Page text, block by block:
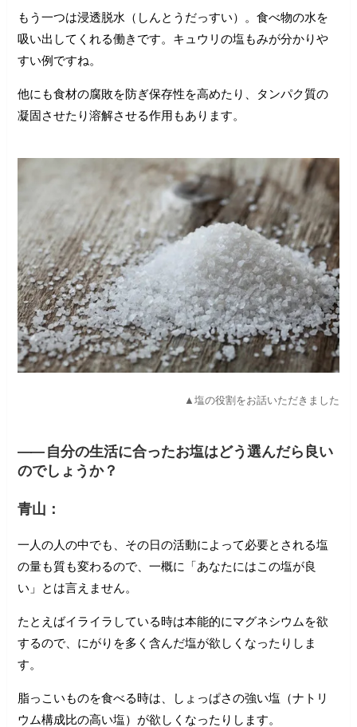
もう一つは浸透脱水（しんとうだっすい）。食べ物の水を
吸い出してくれる働きです。キュウリの塩もみが分かりや
すい例ですね。
他にも食材の腐敗を防ぎ保存性を高めたり、タンパク質の
凝固させたり溶解させる作用もあります。
▲塩の役割をお話いただきました
―― 自分の生活に合ったお塩はどう選んだら良い
のでしょうか？
青山：
一人の人の中でも、その日の活動によって必要とされる塩
の量も質も変わるので、一概に「あなたにはこの塩が良
い」とは言えません。
たとえばイライラしている時は本能的にマグネシウムを欲
するので、にがりを多く含んだ塩が欲しくなったりしま
す。
脂っこいものを食べる時は、しょっぱさの強い塩（ナトリ
ウム構成比の高い塩）が欲しくなったりします。